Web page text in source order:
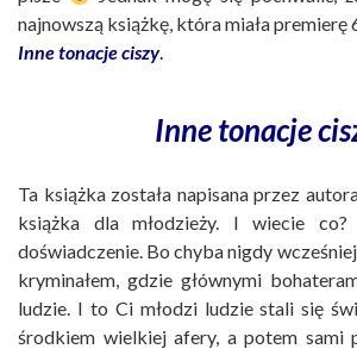
najnowszą książkę, która miała premierę
Inne tonacje ciszy.
Inne tonacje
Ta książka została napisana przez
książka dla młodzieży. I wiecie
doświadczenie. Bo chyba nigdy
kryminałem, gdzie głównymi
ludzie. I to Ci młodzi ludzie stali się
środkiem wielkiej afery, a potem sami